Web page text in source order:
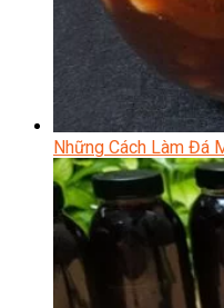
Những Cách Làm Đá